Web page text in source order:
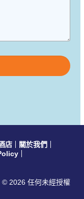
店
關於我們
2026 任何未經授權